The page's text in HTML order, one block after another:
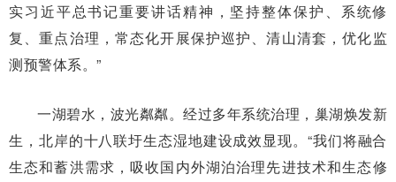
实习近平总书记重要讲话精神，坚持整体保护、系统修
复、重点治理，常态化开展保护巡护、清山清套，优化监
测预警体系。”
一湖碧水，波光粼粼。经过多年系统治理，巢湖焕发新
生，北岸的十八联圩生态湿地建设成效显现。“我们将融合
生态和蓄洪需求，吸收国内外湖泊治理先进技术和生态修